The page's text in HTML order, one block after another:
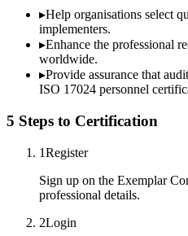
▸Help organisations select
implementers.
▸Enhance the professional
worldwide.
▸Provide assurance that
ISO 17024 personnel
5 Steps to Certification
1Register
Sign up on the Exemplar
professional details.
2Login